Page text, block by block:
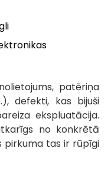
patēriņa
defekti, kas bijuši
ekspluatācija.
no konkrētā
pirkuma tas ir rūpīgi